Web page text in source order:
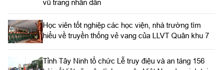
vũ trang nhân dân
Học viên tốt nghiệp các học viện, nhà trường tìm
hiểu về truyền thống vẻ vang của LLVT Quân khu 7
​Tỉnh Tây Ninh tổ chức Lễ truy điệu và an táng 156